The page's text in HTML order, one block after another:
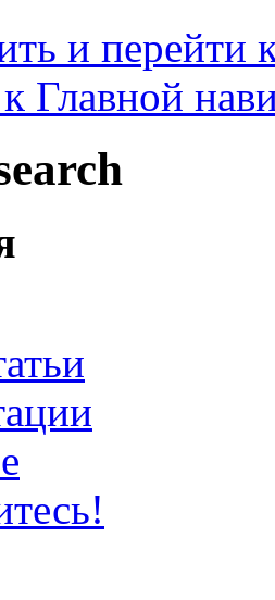
и перейти
Главной